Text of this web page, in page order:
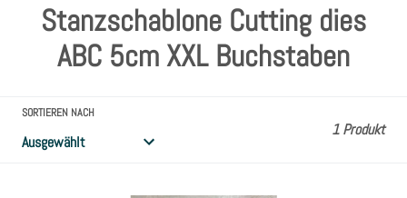
Kreativblog
Stanzschablonen
S
m
l
Stanzschablone Cutting dies
ABC 5cm XXL Buchstaben
SORTIEREN NACH
1 Produkt